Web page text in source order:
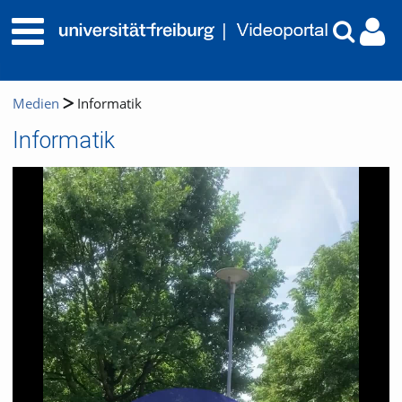
Medien Informatik
Informatik